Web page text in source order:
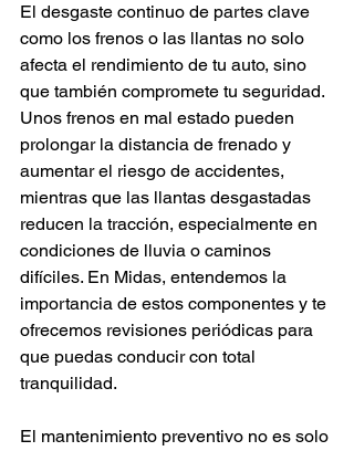
El desgaste continuo de partes clave
como los frenos o las llantas no solo
afecta el rendimiento de tu auto, sino
que también compromete tu seguridad.
Unos frenos en mal estado pueden
prolongar la distancia de frenado y
aumentar el riesgo de accidentes,
mientras que las llantas desgastadas
reducen la tracción, especialmente en
condiciones de lluvia o caminos
difíciles. En Midas, entendemos la
importancia de estos componentes y te
ofrecemos revisiones periódicas para
que puedas conducir con total
tranquilidad.
El mantenimiento preventivo no es solo